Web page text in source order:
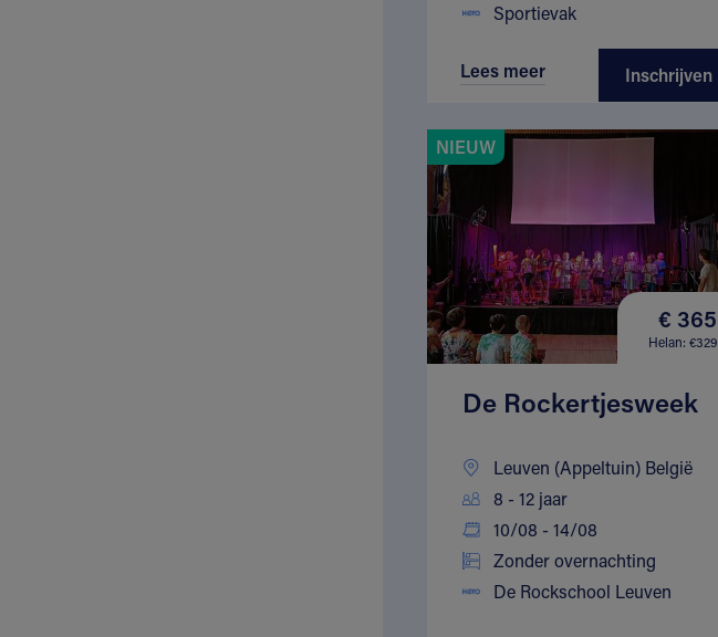
Sportievak
Lees meer Inschrijven
NIEUW
€ 365
Helan: €329
De Rockertjesweek
Leuven (Appeltuin) België
8 - 12 jaar
10/08 - 14/08
Zonder overnachting
De Rockschool Leuven